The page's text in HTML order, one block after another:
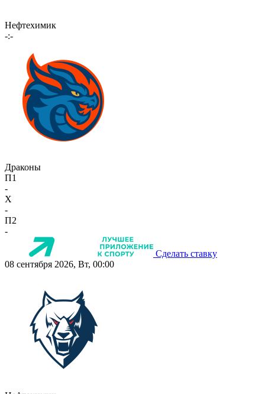
Нефтехимик
-:-
Драконы
П1
-
X
-
П2
-
Сделать ставку
08 сентября 2026, Вт, 00:00